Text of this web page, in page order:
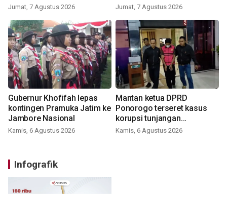
Jumat, 7 Agustus 2026 Jumat, 7 Agustus 2026
Gubernur Khofifah lepas
kontingen Pramuka Jatim ke
Jambore Nasional
Kamis, 6 Agustus 2026
Mantan ketua DPRD
Ponorogo terseret kasus
korupsi tunjangan
perumahan
Kamis, 6 Agustus 2026
Infografik